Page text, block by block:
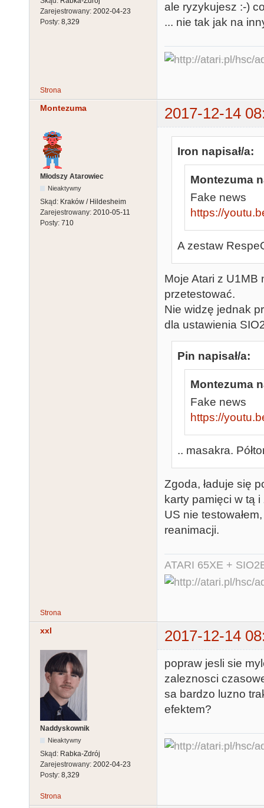
Zarejestrowany: 2002-04-23
Posty: 8,329
ale ryzykujesz :-)
... nie tak jak na
Strona
Montezuma 2017-12-14
Młodszy Atarowiec
Nieaktywny
Skąd: Kraków / Hildesheim
Zarejestrowany: 2010-05-11
Posty: 710
Iron napisał/a:
Montezuma
Fake news
https://
A zestaw
Moje Atari z U1MB
przetestować.
Nie widzę jednak
dla ustawienia
Pin napisał/a:
Montezuma
Fake news
https://
.. masakra.
Zgoda, ładuje się
karty pamięci w tą
US nie
reanimacji.
ATARI 65XE +
Strona
xxl 2017-12-14
Naddyskownik
Nieaktywny
Skąd: Rabka-Zdrój
Zarejestrowany: 2002-04-23
Posty: 8,329
popraw jesli sie
zaleznosci
sa bardzo luzno
efektem?
Strona